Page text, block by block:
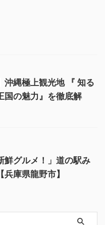
沖縄極上観光地 『 知る
国の魅力』を徹底解
鮮グルメ！」道の駅み
庫県龍野市】